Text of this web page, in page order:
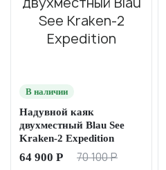
В наличии
Надувной каяк
двухместный Blau See
Kraken-2 Expedition
64 900 Р 70 100 Р